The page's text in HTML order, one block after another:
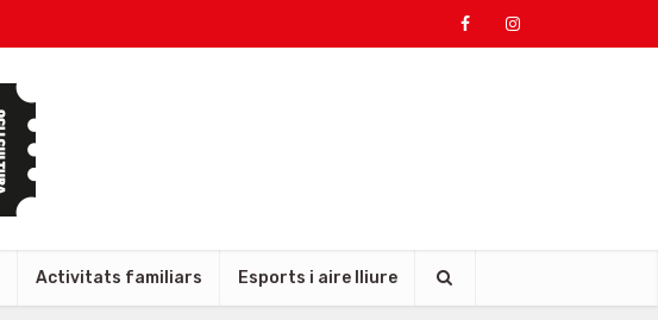
Activitats familiars Esports i aire lliure